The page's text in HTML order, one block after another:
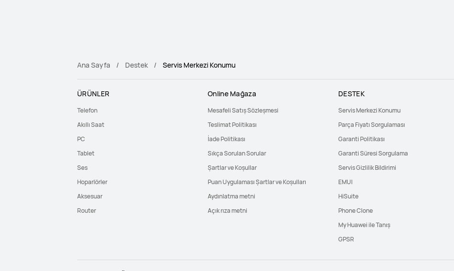
Ana Sayfa Destek Servis Merkezi Konumu
ÜRÜNLER
Telefon
Akıllı Saat
PC
Tablet
Ses
Hoparlörler
Aksesuar
Router
Online Mağaza
Mesafeli Satış Sözleşmesi
Teslimat Politikası
İade Politikası
Sıkça Sorulan Sorular
Şartlar ve Koşullar
Puan Uygulaması Şartlar ve Koşulları
Aydınlatma metni
Açık rıza metni
DESTEK
Servis Merkezi Konumu
Parça Fiyatı Sorgulaması
Garanti Politikası
Garanti Süresi Sorgulama
Servis Gizlilik Bildirimi
EMUI
HiSuite
Phone Clone
My Huawei ile Tanış
GPSR